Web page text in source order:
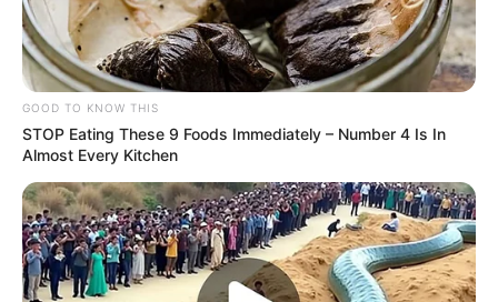
SHARE THIS Share it Tweet
Share it Pin it
PUBLICAÇÕES RELACIONADAS
PRÓXIMA MATÉRIA
PUBLICAÇÃO RECENTE
GOOD TO KNOW THIS
STOP Eating These 9 Foods Immediately – Number 4 Is In
Almost Every Kitchen